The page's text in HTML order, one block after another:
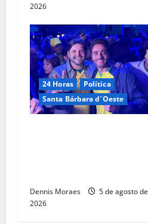
2026
24 Horas
Política
Santa Bárbara d´Oeste
Dennis Moraes
5 de agosto de
2026